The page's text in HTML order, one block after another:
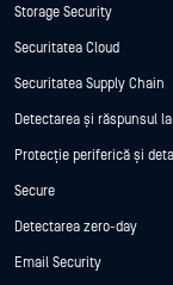
Storage Security
Securitatea Cloud
Securitatea Supply Chain
Detectarea și răspunsul
Protecție periferică și
Secure
Detectarea zero-day
Email Security